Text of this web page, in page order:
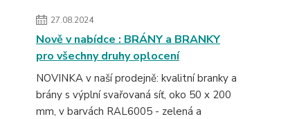
27.08.2024
Nově v nabídce : BRÁNY a BRANKY
pro všechny druhy oplocení
NOVINKA v naší prodejně: kvalitní branky a
brány s výplní svařovaná síť, oko 50 x 200
mm, v barvách RAL6005 - zelená a